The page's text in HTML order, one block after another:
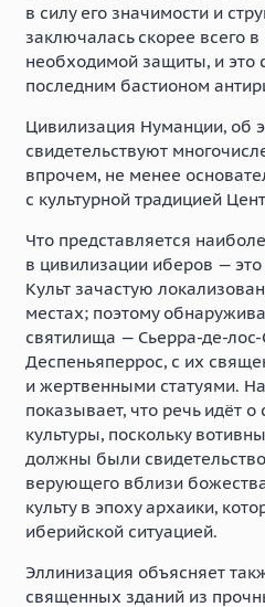
в силу его значимости и
заключалась скорее всего
необходимой защиты, и это
последним бастионом
Цивилизация Нуманции, об
свидетельствуют
впрочем, не менее
с культурной традицией
Что представляется
в цивилизации иберов —
Культ зачастую
местах; поэтому
святилища — Сьерра-де-лос-
Деспеньяперрос, с их
и жертвенными статуями.
показывает, что речь идёт о
культуры, поскольку
должны были
верующего вблизи
культу в эпоху архаики,
иберийской ситуацией.
Эллинизация объясняет
священных зданий из